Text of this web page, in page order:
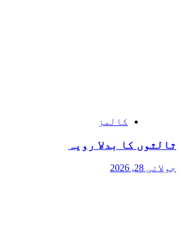
کالمز
ثالثوں کا بدلا رویہ
جولائی 28, 2026